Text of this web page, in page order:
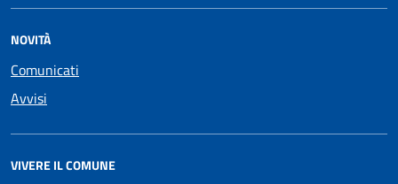
NOVITÀ
Comunicati
Avvisi
VIVERE IL COMUNE